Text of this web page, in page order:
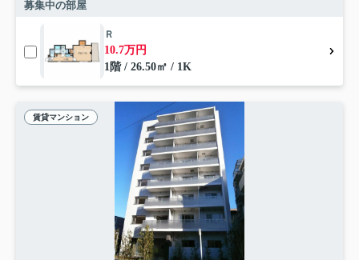
募集中の部屋
Ｒ
10.7万円
1階 / 26.50㎡ / 1K
賃貸マンション